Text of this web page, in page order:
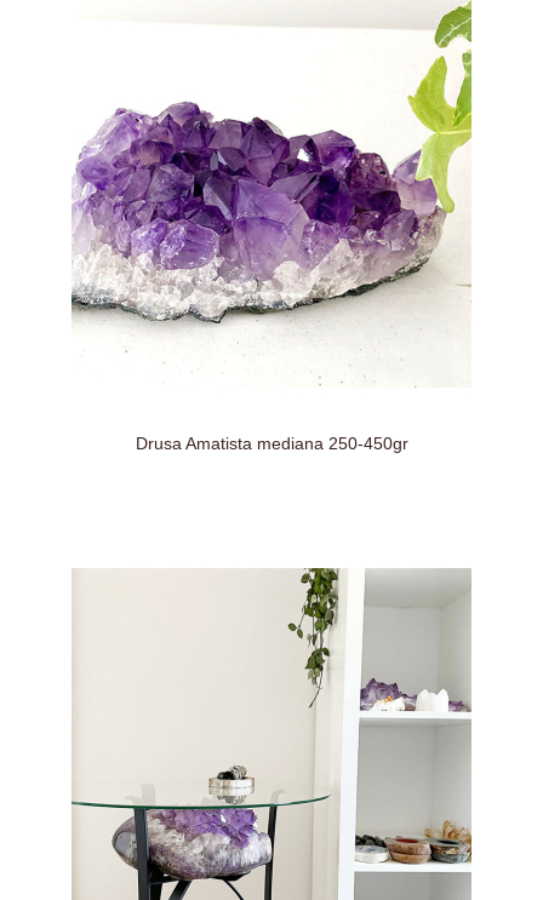
Drusa Amatista mediana 250-450gr